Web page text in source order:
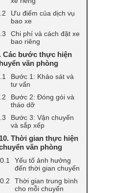
Ưu điểm của dịch vụ
bao xe
Chi phí và cách đặt xe
bao riêng
Các bước thực hiện
văn phòng
Bước 1: Khảo sát và
tư vấn
Bước 2: Đóng gói và
tháo dỡ
Bước 3: Vận chuyển
và sắp xếp
10. Thời gian thực hiện
văn phòng
Yếu tố ảnh hưởng
đến thời gian chuyển
Thời gian trung bình
cho mỗi chuyến